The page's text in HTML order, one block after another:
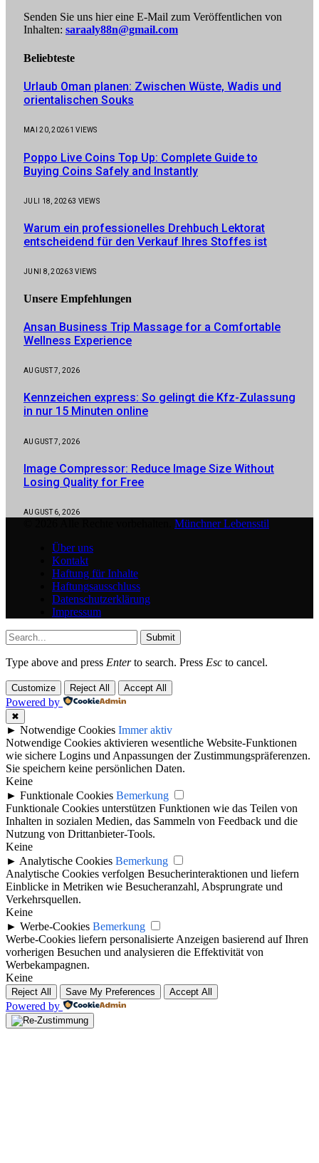
Senden Sie uns hier eine E-Mail zum Veröffentlichen von
Inhalten: saraaly88n@gmail.com
Beliebteste
Urlaub Oman planen: Zwischen Wüste, Wadis und
orientalischen Souks
MAI 20, 20261VIEWS
Poppo Live Coins Top Up: Complete Guide to
Buying Coins Safely and Instantly
JULI 18, 20263 VIEWS
Warum ein professionelles Drehbuch Lektorat
entscheidend für den Verkauf Ihres Stoffes ist
JUNI 8, 20263VIEWS
Unsere Empfehlungen
Ansan Business Trip Massage for a Comfortable
Wellness Experience
AUGUST 7, 2026
Kennzeichen express: So gelingt die Kfz-Zulassung
in nur 15 Minuten online
AUGUST 7, 2026
Image Compressor: Reduce Image Size Without
Losing Quality for Free
AUGUST 6, 2026
Münchner Lebensstil
Über uns
Kontakt
Haftung für Inhalte
Haftungsausschluss
Datenschutzerklärung
Impressum
Submit
Type above and press Enterto search. Press Esc to cancel.
Customize Reject All Accept All
Powered by
✖
► Notwendige Cookies Immer aktiv
Notwendige Cookies aktivieren wesentliche Website-Funktionen
wie sichere Logins und Anpassungen der Zustimmungspräferenzen.
Sie speichern keine persönlichen Daten.
Keine
► Funktionale Cookies Bemerkung
Funktionale Cookies unterstützen Funktionen wie das Teilen von
Inhalten in sozialen Medien, das Sammeln von Feedback und die
Nutzung von Drittanbieter-Tools.
Keine
► Analytische Cookies Bemerkung
Analytische Cookies verfolgen Besucherinteraktionen und liefern
Einblicke in Metriken wie Besucheranzahl, Absprungrate und
Verkehrsquellen.
Keine
► Werbe-Cookies Bemerkung
Werbe-Cookies liefern personalisierte Anzeigen basierend auf Ihren
vorherigen Besuchen und analysieren die Effektivität von
Werbekampagnen.
Keine
Reject All Save My Preferences Accept All
Powered by